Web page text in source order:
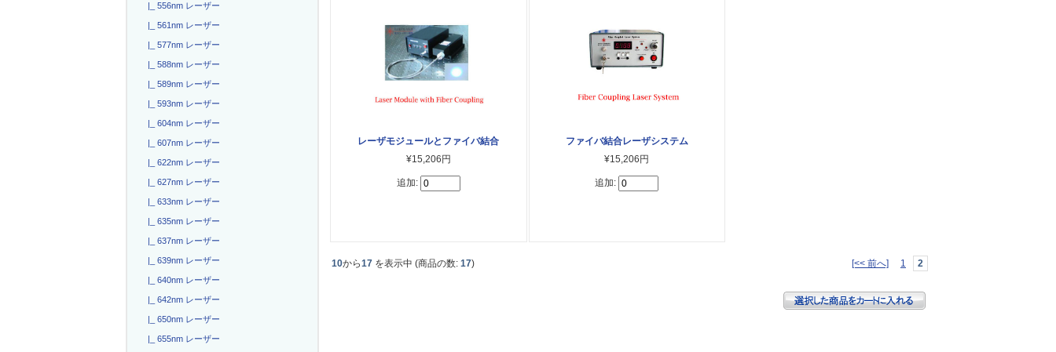
|_ 556nm レーザー
|_ 561nm レーザー
|_ 577nm レーザー
|_ 588nm レーザー
|_ 589nm レーザー
|_ 593nm レーザー
|_ 604nm レーザー
|_ 607nm レーザー
|_ 622nm レーザー
|_ 627nm レーザー
|_ 633nm レーザー
|_ 635nm レーザー
|_ 637nm レーザー
|_ 639nm レーザー
|_ 640nm レーザー
|_ 642nm レーザー
|_ 650nm レーザー
|_ 655nm レーザー
レーザモジュールとファイバ結合
¥15,206円
追加:
ファイバ結合レーザシステム
¥15,206円
追加:
10から17 を表示中 (商品の数:17) [<< 前へ] 1 2